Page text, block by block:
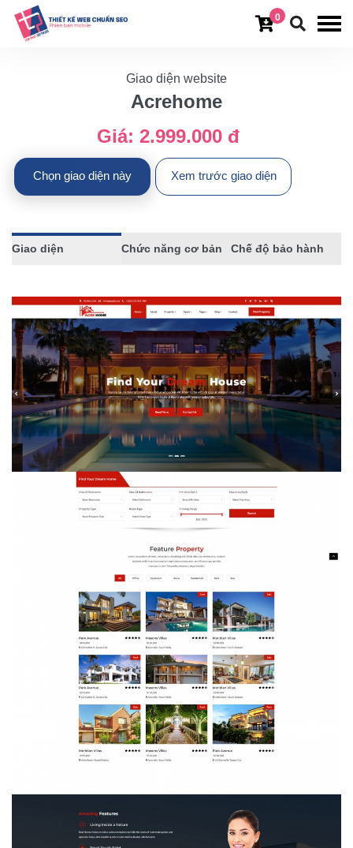
0
Giao diện website
Acrehome
Giá: 2.999.000 đ
Chọn giao diện này Xem trước giao diện
Giao diện Chức năng cơ bản Chế độ bảo hành